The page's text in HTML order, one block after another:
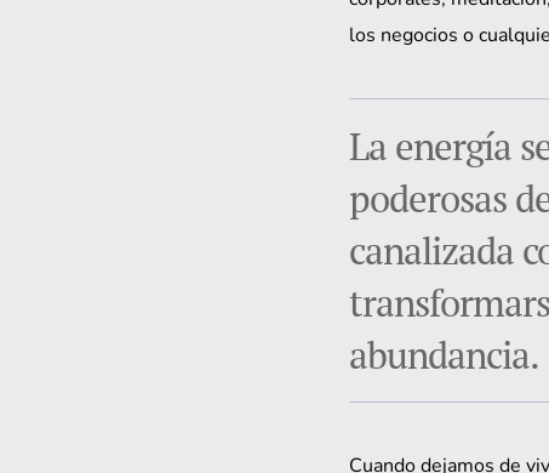
los negocios o
La energía
poderosas
canalizada
abundancia.
Cuando dejamos de